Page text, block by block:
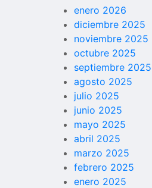
enero 2026
diciembre 2025
noviembre 2025
octubre 2025
septiembre 2025
agosto 2025
julio 2025
junio 2025
mayo 2025
abril 2025
marzo 2025
febrero 2025
enero 2025